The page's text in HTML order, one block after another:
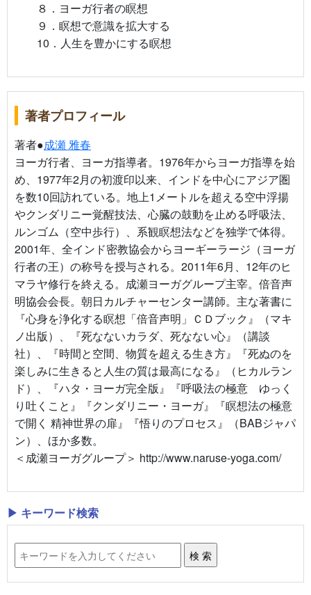
８．ヨーガ行者の瞑想
９．瞑想で意識を拡大する
10．人生を豊かにする瞑想
著者プロフィール
著者●成瀬 雅春
ヨーガ行者、ヨーガ指導者。1976年からヨーガ指導を始
め、1977年2月の初渡印以来、インドを中心にアジア圏
を数10回訪れている。地上1メートルを超える空中浮揚
やクンダリニー覚醒技法、心臓の鼓動を止める呼吸法、
ルンゴム（空中歩行）、系観瞑想法などを独学で体得。
2001年、全インド密教協会からヨーギーラージ（ヨーガ
行者の王）の称号を授与される。2011年6月、12年のヒ
マラヤ修行を終える。成瀬ヨーガグループ主宰。倍音声
明協会会長。朝日カルチャーセンター講師。主な著書に
『心身を浄化する瞑想「倍音声明」ＣＤブック』（マキ
ノ出版）、『死なないカラダ、死なない心』（講談
社）、『時間と空間、物質を超える生き方』『死ぬのを
楽しみに生きると人生の質は最高になる』（ヒカルラン
ド）、『ハタ・ヨーガ完全版』『呼吸法の極意 ゆっく
り吐くこと』『クンダリニー・ヨーガ』『瞑想法の極意
で開く 精神世界の扉』『悟りのプロセス』（BABジャパ
ン）、ほか多数。
＜成瀬ヨーガグループ＞ http://www.naruse-yoga.com/
▶ キーワード検索